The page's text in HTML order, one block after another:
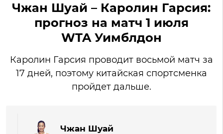
Чжан Шуай – Каролин Гарсия:
прогноз на матч 1 июля
WTA Уимблдон
Каролин Гарсия проводит восьмой матч за
17 дней, поэтому китайская спортсменка
пройдет дальше.
Чжан Шуай